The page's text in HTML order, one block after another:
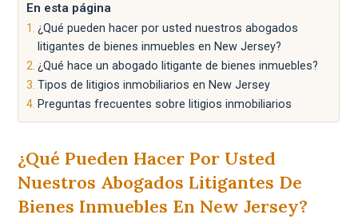
En esta página
¿Qué pueden hacer por usted nuestros abogados
litigantes de bienes inmuebles en New Jersey?
¿Qué hace un abogado litigante de bienes inmuebles?
Tipos de litigios inmobiliarios en New Jersey
Preguntas frecuentes sobre litigios inmobiliarios
¿Qué Pueden Hacer Por Usted
Nuestros Abogados Litigantes De
Bienes Inmuebles En New Jersey?